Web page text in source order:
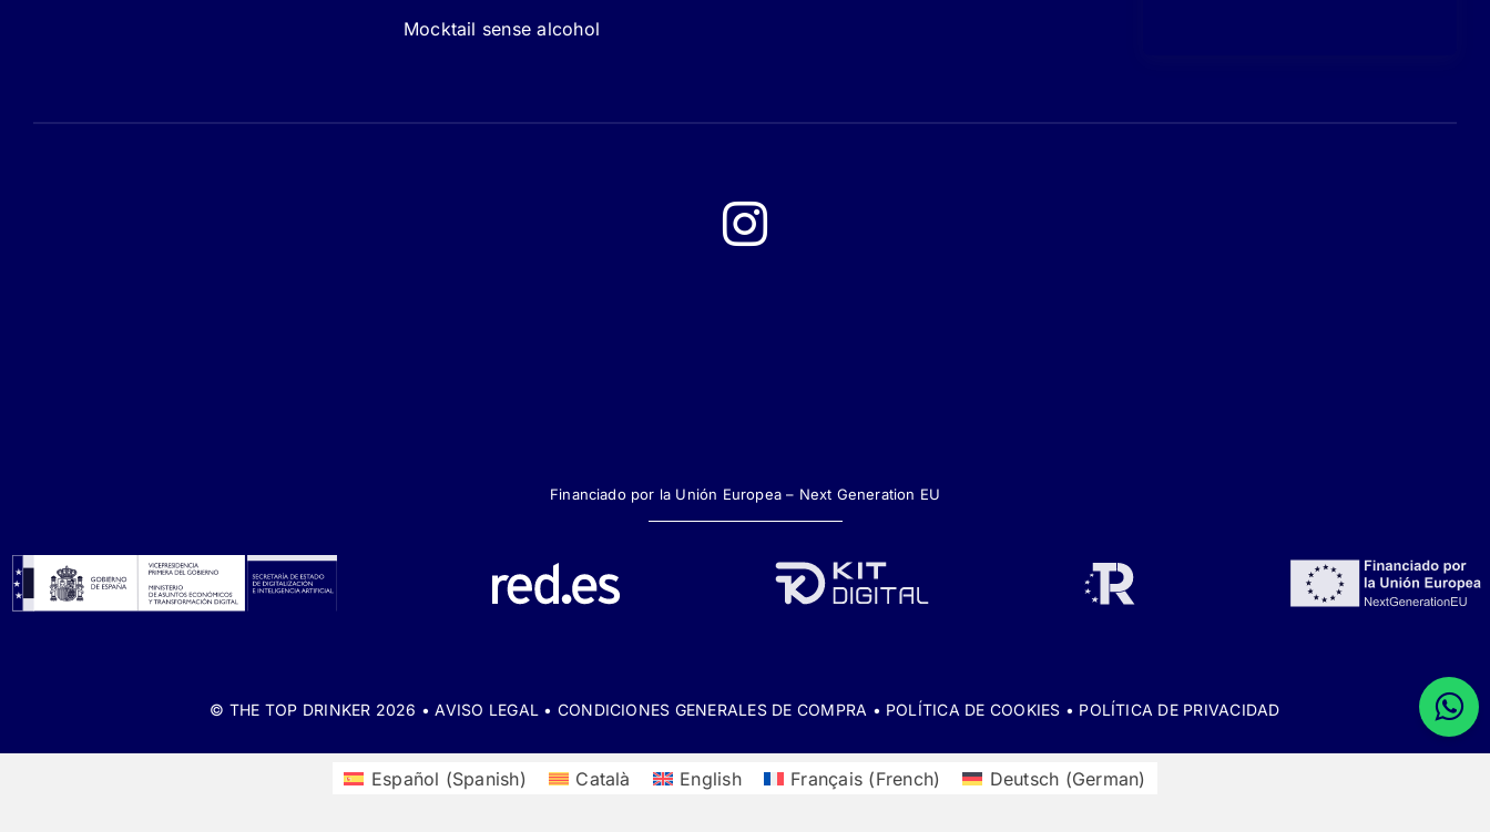
Mocktail sense alcohol
Financiado por la Unión Europea – Next Generation EU
© THE TOP DRINKER 2026 •AVISO LEGAL • CONDICIONES GENERALES DE COMPRA • POLÍTICA DE COOKIES • POLÍTICA DE PRIVACIDAD
Español (Spanish) Català English Français (French) Deutsch (German)